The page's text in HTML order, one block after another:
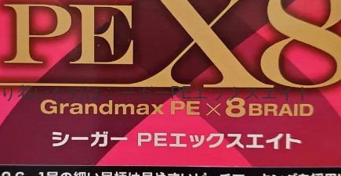
着いたのはシーガーPEエックスエイト